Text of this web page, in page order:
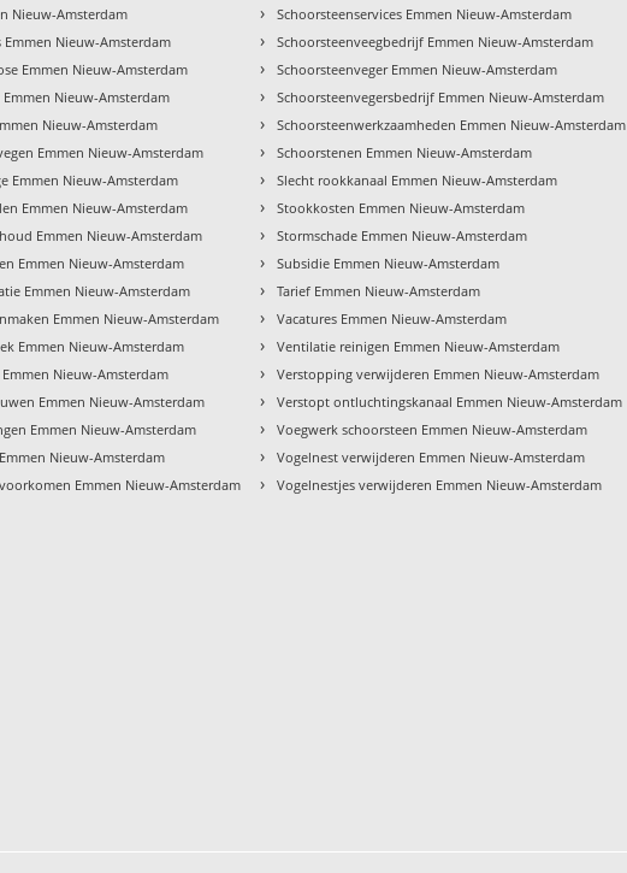
Nieuw-Amsterdam
Emmen Nieuw-Amsterdam
Emmen Nieuw-Amsterdam
Nieuw-Amsterdam
Nieuw-Amsterdam
Emmen Nieuw-Amsterdam
Emmen Nieuw-Amsterdam
Emmen Nieuw-Amsterdam
Emmen Nieuw-Amsterdam
Emmen Nieuw-Amsterdam
Emmen Nieuw-Amsterdam
Emmen Nieuw-Amsterdam
Emmen Nieuw-Amsterdam
Nieuw-Amsterdam
Emmen Nieuw-Amsterdam
Emmen Nieuw-Amsterdam
Nieuw-Amsterdam
Emmen Nieuw-Amsterdam
› Schoorsteenservices Emmen Nieuw-Amsterdam
› Schoorsteenveegbedrijf Emmen Nieuw-Amsterdam
› Schoorsteenveger Emmen Nieuw-Amsterdam
› Schoorsteenvegersbedrijf Emmen Nieuw-Amsterdam
› Schoorsteenwerkzaamheden Emmen Nieuw-Amsterdam
› Schoorstenen Emmen Nieuw-Amsterdam
› Slecht rookkanaal Emmen Nieuw-Amsterdam
› Stookkosten Emmen Nieuw-Amsterdam
› Stormschade Emmen Nieuw-Amsterdam
› Subsidie Emmen Nieuw-Amsterdam
› Tarief Emmen Nieuw-Amsterdam
› Vacatures Emmen Nieuw-Amsterdam
› Ventilatie reinigen Emmen Nieuw-Amsterdam
› Verstopping verwijderen Emmen Nieuw-Amsterdam
› Verstopt ontluchtingskanaal Emmen Nieuw-Amsterdam
› Voegwerk schoorsteen Emmen Nieuw-Amsterdam
› Vogelnest verwijderen Emmen Nieuw-Amsterdam
› Vogelnestjes verwijderen Emmen Nieuw-Amsterdam